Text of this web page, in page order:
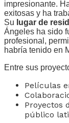
impresionante.
exitosas y ha
Su lugar de
Ángeles ha sido
profesional,
habría tenido en
Entre sus
Películas
Proyectos
público